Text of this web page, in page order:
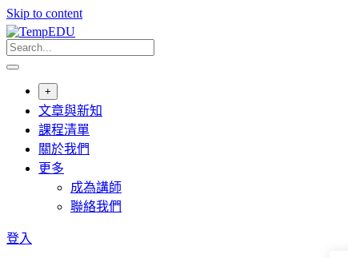
Skip to content
+
文章與新知
課程清單
關於我們
更多
成為講師
聯絡我們
登入